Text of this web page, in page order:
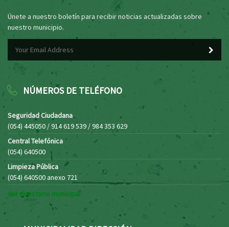
Únete a nuestro boletín para recibir noticias actualizadas sobre
nuestro municipio.
NÚMEROS DE TELÉFONO
Seguridad Ciudadana
(054) 445050 / 914 619 539 / 984 353 629
Central Telefónica
(054) 640500
Limpieza Pública
(054) 640500 anexo 721
Ver directorio municipal